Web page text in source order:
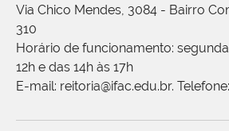
Via Chico Mendes, 3084 - Bairro
310
Horário de funcionamento:
12h e das 14h às 17h
E-mail: reitoria@ifac.edu.br.